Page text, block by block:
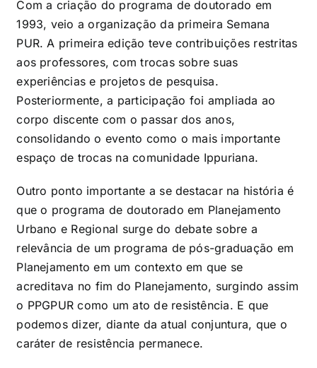
Com a criação do programa de doutorado em
1993, veio a organização da primeira Semana
PUR. A primeira edição teve contribuições restritas
aos professores, com trocas sobre suas
experiências e projetos de pesquisa.
Posteriormente, a participação foi ampliada ao
corpo discente com o passar dos anos,
consolidando o evento como o mais importante
espaço de trocas na comunidade Ippuriana.
Outro ponto importante a se destacar na história é
que o programa de doutorado em Planejamento
Urbano e Regional surge do debate sobre a
relevância de um programa de pós-graduação em
Planejamento em um contexto em que se
acreditava no fim do Planejamento, surgindo assim
o PPGPUR como um ato de resistência. E que
podemos dizer, diante da atual conjuntura, que o
caráter de resistência permanece.